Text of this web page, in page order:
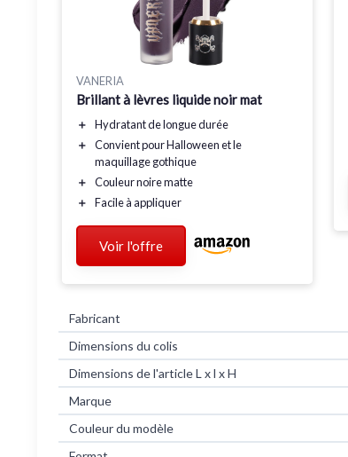
VANERIA
Brillant à lèvres liquide noir mat
＋ Hydratantde longue durée
＋
Convientpour Halloween et le
maquillage gothique
＋
Couleurnoire matte
＋
Facile à appliquer
Voir l'offre
Fabricant
Dimensions du colis
Dimensions de l'article L x l x H
Marque
Couleur du modèle